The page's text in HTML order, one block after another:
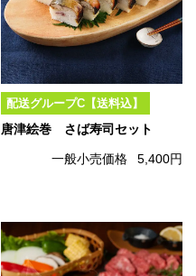
配送グループC【送料込】
唐津絵巻 さば寿司セット
一般小売価格 5,400円